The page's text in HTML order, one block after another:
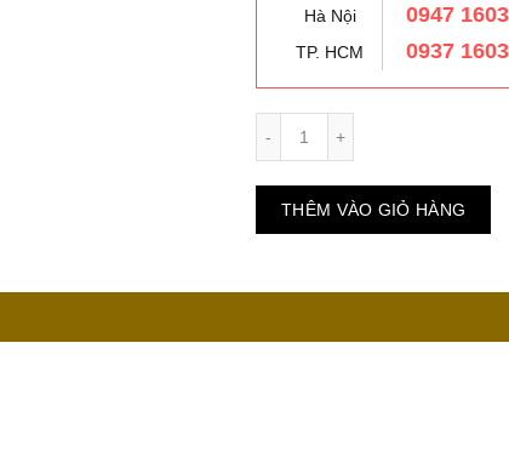
Hà Nội 0947
TP. HCM 0937
THÊM VÀO GIỎ HÀNG